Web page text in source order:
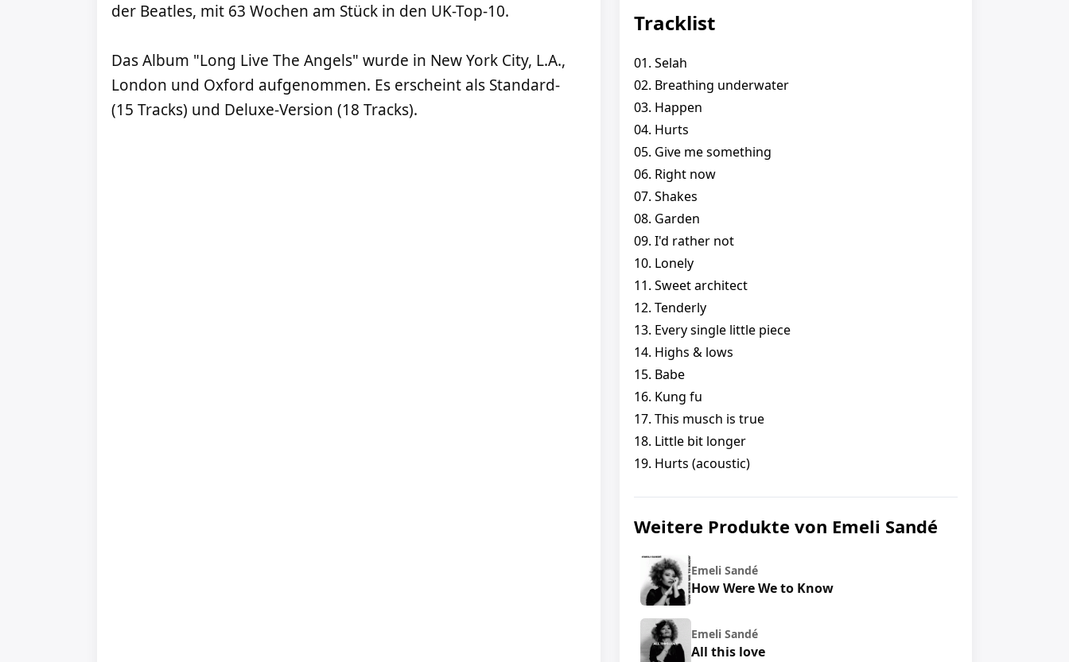
der Beatles, mit 63 Wochen am Stück in den UK-Top-10.
Das Album "Long Live The Angels" wurde in New York City, L.A.,
London und Oxford aufgenommen. Es erscheint als Standard-
(15 Tracks) und Deluxe-Version (18 Tracks).
Tracklist
01. Selah
02. Breathing underwater
03. Happen
04. Hurts
05. Give me something
06. Right now
07. Shakes
08. Garden
09. I'd rather not
10. Lonely
11. Sweet architect
12. Tenderly
13. Every single little piece
14. Highs & lows
15. Babe
16. Kung fu
17. This musch is true
18. Little bit longer
19. Hurts (acoustic)
Weitere Produkte von Emeli Sandé
Emeli Sandé
How Were We to Know
Emeli Sandé
All this love